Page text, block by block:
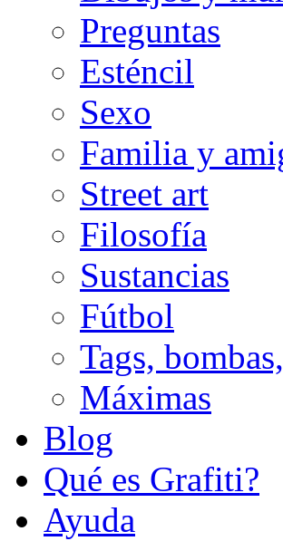
Preguntas
Esténcil
Sexo
Familia y
Street art
Filosofía
Sustancias
Fútbol
Tags,
Máximas
Blog
Qué es Grafiti?
Ayuda